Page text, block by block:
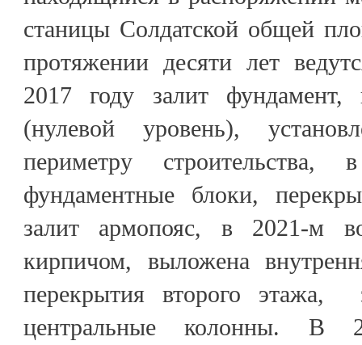
станицы Солдатской общей
протяжении десяти лет
2017 году залит
(нулевой уровень),
периметру
фундаментные блоки,
залит армопояс, в 2021-м
кирпичом, выложена
перекрытия второго этажа,
центральные колонны. В